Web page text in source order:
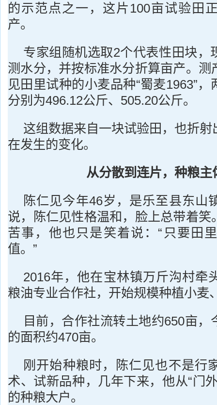
的示范点之一，这片100亩试验田
产。
专家组随机选取2个代表性田块，
测水分，并按标准水分折算亩产。测
见田里试种的小麦品种“蜀麦1963”
分别为496.12公斤、505.20公斤。
这组数据来自一块试验田，也折
在发生的变化。
从分散到连片，种粮主
陈仁见今年46岁，是乐至县东山
说，陈仁见性格温和，脸上总带着笑
苦事，他也只是笑着说：“只要田
值。”
2016年，他在宝林镇万斤沟村牵
粮油专业合作社，开始规模种植小麦
目前，合作社流转土地约650亩，
的面积约470亩。
刚开始种粮时，陈仁见也不是行
术、试新品种，几年下来，他从“门
的种粮大户。